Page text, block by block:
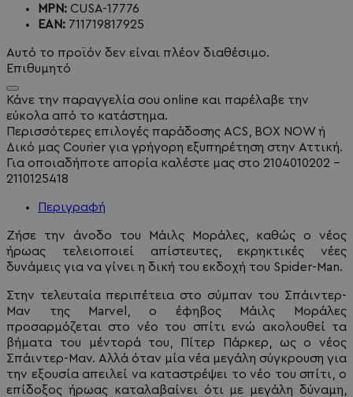
MPN: CUSA-17776
EAN: 711719817925
Αυτό το προϊόν δεν είναι πλέον διαθέσιμο.
Επιθυμητό
Κάνε την παραγγελία σου online και παρέλαβε την
εύκολα από το κατάστημα.
Περισσότερες επιλογές παράδοσης ACS, BOX NOW ή
Δικό μας Courier για γρήγορη εξυπηρέτηση στην Αττική.
Για οποιαδήποτε απορία καλέστε μας στο 2104010202 -
2110125418
Περιγραφή
Ζήσε την άνοδο του Μάιλς Μοράλες, καθώς ο νέος
ήρωας τελειοποιεί απίστευτες, εκρηκτικές νέες
δυνάμεις για να γίνει η δική του εκδοχή του Spider-Man.
Στην τελευταία περιπέτεια στο σύμπαν του Σπάιντερ-
Mαν της Marvel, ο έφηβος Μάιλς Μοράλες
προσαρμόζεται στο νέο του σπίτι ενώ ακολουθεί τα
βήματα του μέντορά του, Πίτερ Πάρκερ, ως ο νέος
Σπάιντερ-Mαν. Αλλά όταν μία νέα μεγάλη σύγκρουση για
την εξουσία απειλεί να καταστρέψει το νέο του σπίτι, ο
επίδοξος ήρωας καταλαβαίνει ότι με μεγάλη δύναμη,